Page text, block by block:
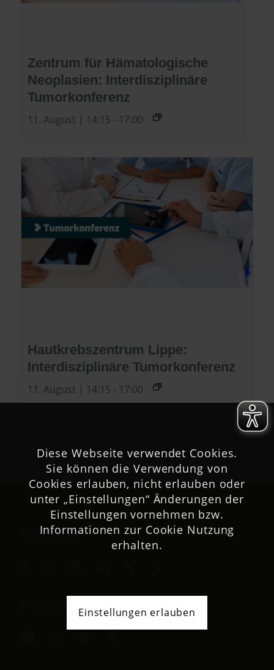
Zentrum für Hämatologische
Neoplasien: Interdisziplinäre
Tumorkonferenz
11. August | 14:15 - 17:00
Hautkrebszentrum Lippe:
Interdisziplinäre Tumorkonferenz
11. August | 14:15 - 17:00
Netzwerk
Diese Webseite verwendet Cookies.
Sie können die Verwendung von
Cookies erlauben, nicht erlauben oder
unter „Einstellungen“ Änderungen der
Einstellungen vornehmen bzw.
Informationen zur Cookie Nutzung
erhalten.
Einstellungen erlauben